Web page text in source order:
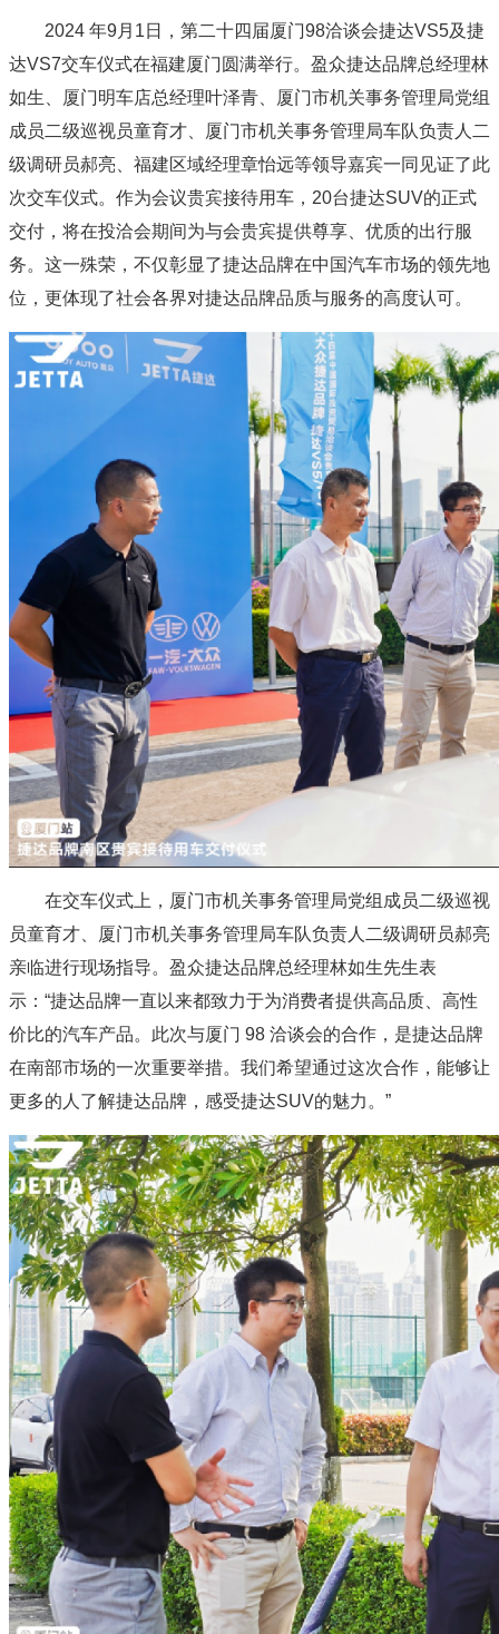
2024 年9月1日，第二十四届厦门98洽谈会捷达VS5及捷
达VS7交车仪式在福建厦门圆满举行。盈众捷达品牌总经理林
如生、厦门明车店总经理叶泽青、厦门市机关事务管理局党组
成员二级巡视员童育才、厦门市机关事务管理局车队负责人二
级调研员郝亮、福建区域经理章怡远等领导嘉宾一同见证了此
次交车仪式。作为会议贵宾接待用车，20台捷达SUV的正式
交付，将在投洽会期间为与会贵宾提供尊享、优质的出行服
务。这一殊荣，不仅彰显了捷达品牌在中国汽车市场的领先地
位，更体现了社会各界对捷达品牌品质与服务的高度认可。
在交车仪式上，厦门市机关事务管理局党组成员二级巡视
员童育才、厦门市机关事务管理局车队负责人二级调研员郝亮
亲临进行现场指导。盈众捷达品牌总经理林如生先生表
示：“捷达品牌一直以来都致力于为消费者提供高品质、高性
价比的汽车产品。此次与厦门 98 洽谈会的合作，是捷达品牌
在南部市场的一次重要举措。我们希望通过这次合作，能够让
更多的人了解捷达品牌，感受捷达SUV的魅力。”